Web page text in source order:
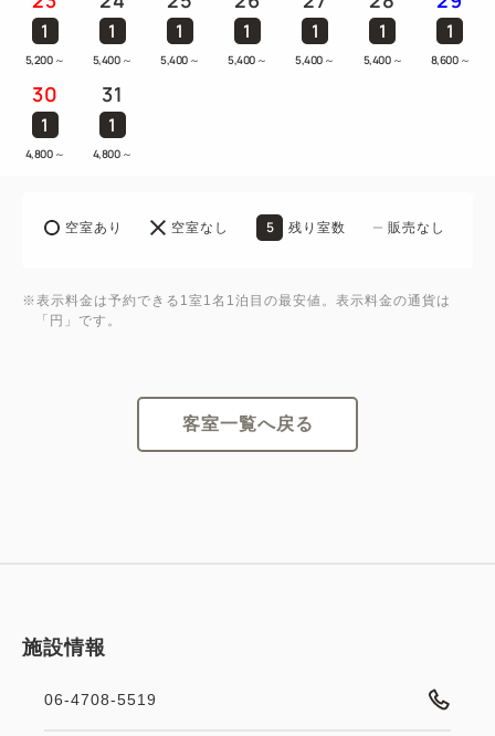
1
5,200 ～
1
5,400 ～
1
5,400 ～
1
5,400 ～
1
5,400 ～
1
5,400 ～
1
8,600 ～
30
1
4,800 ～
31
1
4,800 ～
空室あり 空室なし 5 残り室数 販売なし
※表示料金は予約できる1室1名1泊目の最安値。表示料金の通貨は
「円」です。
客室一覧へ戻る
施設情報
06-4708-5519